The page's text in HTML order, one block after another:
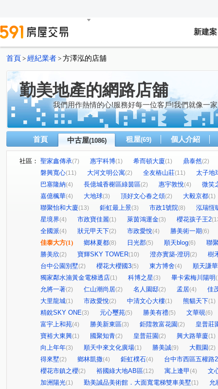
新建案
首頁 > 經紀業者 > 方澤泓的店舖
勤美地產的網路店舖
我們用作熱情的心!服務好每一位客戶!我們就像一
首頁 中古屋(1086) 租屋(69) 個人介紹
社區： 聖家鑫傳承(7) 惠宇科博(1) 希而頓大廈(1) 鼎泰然(2)
磐興寬心(11) 大河文明公寓(2) 全友樁山莊(11)
太子地
巴塞隆納(4) 長億城香榭區綠茵區(2) 惠宇敦悅(4)
微笑
嘉億楓華(4) 大地球(3) 頂好文心春之頌(2) 大毅京都(1)
聯聚怡和大廈(13) 鉅虹最上景(3) 市政1號院(8)
泓瑞恆
星境界(4) 市政寶佳麗(1) 萊茵鴻運金(3) 櫻花孩子王2
全國派(4) 狀元甲天下(2) 市政愛悅(4) 勝美術一期(6)
佳泰大方(1) 鄉林夏都(8) 日光郡(5) 順天blog(6)
聯
勝美欣(2) 寶輝SKY TOWER(10) 澄亦實築-澄玥 (2)
樹
台中公園別墅(2) 櫻花大櫻國3(5) 東方博舍(4)
順天謙華
獨家鄰水湳黃金電梯透店(1) 科博之星(3) 畢卡索梅川陽明
允將一著(2) 仁山潮尚居(2) 名人園邸(2) 孟居(4)
佳
大里龍城(1) 市政愛悅(2) 中清文心大樓(1) 熊貓天下(1)
精銳SKY ONE(3) 元心璽苑(5) 勝美有禮(5) 文華硯(6)
富宇上和苑(4) 勝美新東區(3) 鉅陞敦富花園 (2)
皇普莊
寶裕大東興(1) 國聚知青(2) 皇普莊園 (2) 興大路華廈(1)
向上年年(3) 順天中來文化廣場(1) 勝美誠(9) 大觀園 (2)
得來墅(2) 鄉林凱撒(4) 鉅虹樸石(4)
台中市西區五權路
櫻花市鎮之櫻(2) 裕國綠大地AB區(12) 寓上逢甲 (4)
文
加洲陽光(1) 勤美誠品美術館．大面寬電梯雙車美墅(1)
允